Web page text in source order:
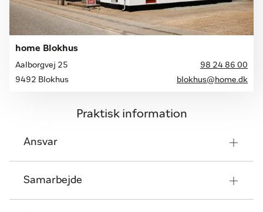
home Blokhus
Aalborgvej 25
98 24 86 00
9492 Blokhus
blokhus@home.dk
Praktisk information
Ansvar
Samarbejde